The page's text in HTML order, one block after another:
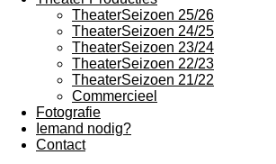
TheaterSeizoen 25/26
TheaterSeizoen 24/25
TheaterSeizoen 23/24
TheaterSeizoen 22/23
TheaterSeizoen 21/22
Commercieel
Fotografie
Iemand nodig?
Contact